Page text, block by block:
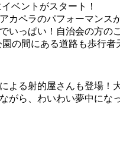
ベントがスタート！
カペラのパフォーマンス
いっぱい！自治会の方の
の間にある道路も歩行者
による射的屋さんも登場！
がら、わいわい夢中にな